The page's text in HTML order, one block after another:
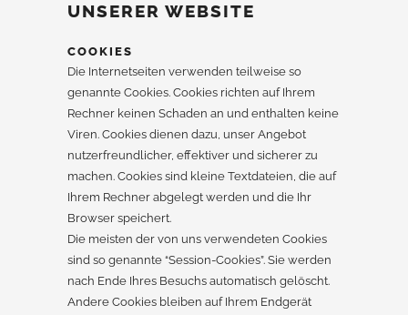
UNSERER WEBSITE
COOKIES
Die Internetseiten verwenden teilweise so
genannte Cookies. Cookies richten auf Ihrem
Rechner keinen Schaden an und enthalten keine
Viren. Cookies dienen dazu, unser Angebot
nutzerfreundlicher, effektiver und sicherer zu
machen. Cookies sind kleine Textdateien, die auf
Ihrem Rechner abgelegt werden und die Ihr
Browser speichert.
Die meisten der von uns verwendeten Cookies
sind so genannte “Session-Cookies”. Sie werden
nach Ende Ihres Besuchs automatisch gelöscht.
Andere Cookies bleiben auf Ihrem Endgerät